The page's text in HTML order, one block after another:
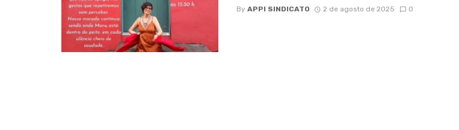
By APPI SINDICATO 2 de agosto de 2025 0